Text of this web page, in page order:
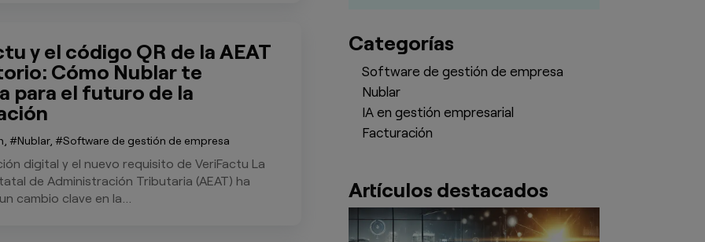
y el código QR de la AEAT
Cómo Nublar te
para el futuro de la
Nublar, Software de gestión de empresa
digital y el nuevo requisito de VeriFactu La
de Administración Tributaria (AEAT) ha
cambio clave en la...
Categorías
Software de gestión de empresa
Nublar
IA en gestión empresarial
Facturación
Artículos destacados